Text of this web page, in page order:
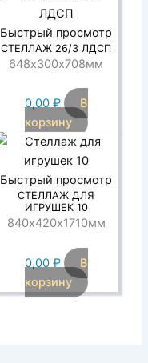
Быстрый просмотр
СТЕЛЛАЖ 26/3 ЛДСП
648х300х708мм
0,00 ₽
В
корзину
Быстрый просмотр
СТЕЛЛАЖ ДЛЯ
ИГРУШЕК 10
840х420х1710мм
0,00 ₽
В
корзину